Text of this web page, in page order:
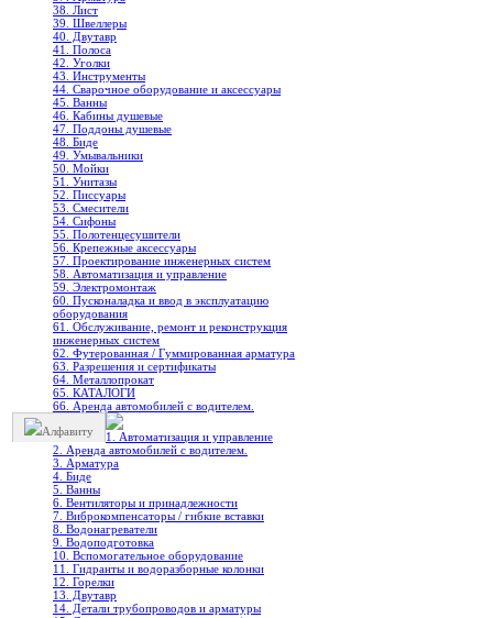
38. Лист
39. Швеллеры
40. Двутавр
41. Полоса
42. Уголки
43. Инструменты
44. Сварочное оборудование и аксессуары
45. Ванны
46. Кабины душевые
47. Поддоны душевые
48. Биде
49. Умывальники
50. Мойки
51. Унитазы
52. Писсуары
53. Смесители
54. Сифоны
55. Полотенцесушители
56. Крепежные аксессуары
57. Проектирование инженерных систем
58. Автоматизация и управление
59. Электромонтаж
60. Пусконаладка и ввод в эксплуатацию
оборудования
61. Обслуживание, ремонт и реконструкция
инженерных систем
62. Футерованная / Гуммированная арматура
63. Разрешения и сертификаты
64. Металлопрокат
65. КАТАЛОГИ
66. Аренда автомобилей с водителем.
Алфавиту
1. Автоматизация и управление
2. Аренда автомобилей с водителем.
3. Арматура
4. Биде
5. Ванны
6. Вентиляторы и принадлежности
7. Виброкомпенсаторы / гибкие вставки
8. Водонагреватели
9. Водоподготовка
10. Вспомогательное оборудование
11. Гидранты и водоразборные колонки
12. Горелки
13. Двутавр
14. Детали трубопроводов и арматуры